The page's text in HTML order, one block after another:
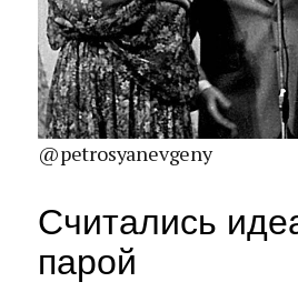
@petrosyanevgeny
Считались
парой